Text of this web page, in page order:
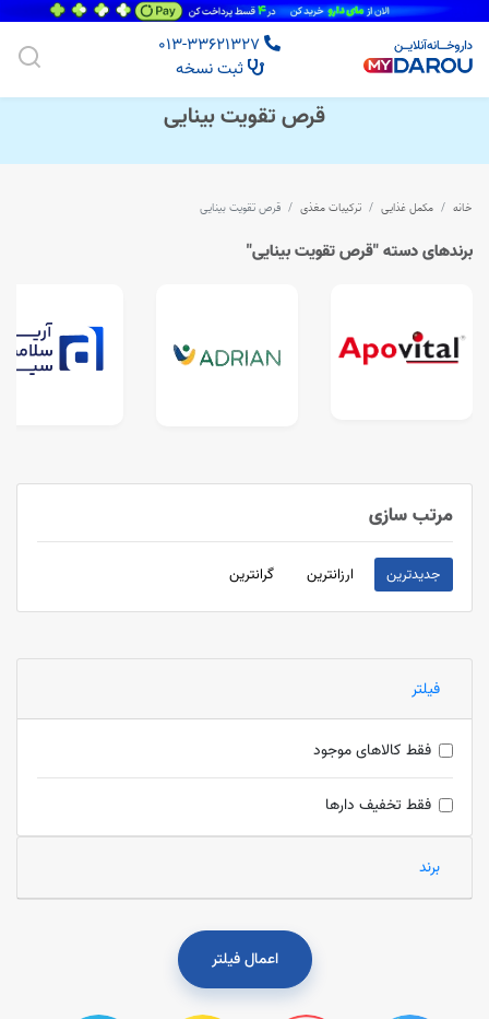
ثبت نسخه
قرص تقویت بینایی
خانه مکمل غذایی ترکیبات مغذی قرص تقویت بینایی
برندهای دسته "قرص تقویت بینایی"
مرتب سازی
جدیدترین ارزانترین گرانترین
فیلتر
فقط کالاهای موجود
فقط تخفیف دارها
برند
اعمال فیلتر